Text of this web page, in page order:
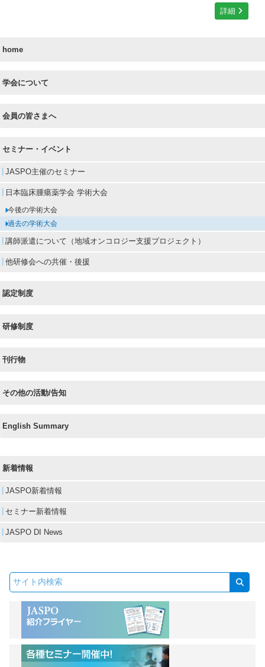
home
学会について
会員の皆さまへ
セミナー・イベント
JASPO主催のセミナー
日本臨床腫瘍薬学会 学術大会
今後の学術大会
過去の学術大会
講師派遣について（地域オンコロジー支援プロジェクト）
他研修会への共催・後援
認定制度
研修制度
刊行物
その他の活動/告知
English Summary
新着情報
JASPO新着情報
セミナー新着情報
JASPO DI News
詳細